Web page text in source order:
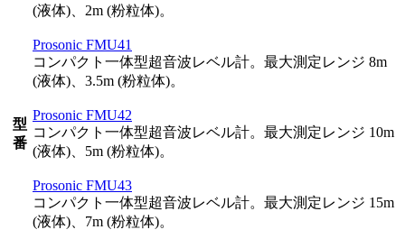
型
番
(液体)、2m (粉粒体)。
Prosonic FMU41
コンパクト一体型超音波レベル計。最大測定レンジ 8m
(液体)、3.5m (粉粒体)。
Prosonic FMU42
コンパクト一体型超音波レベル計。最大測定レンジ 10m
(液体)、5m (粉粒体)。
Prosonic FMU43
コンパクト一体型超音波レベル計。最大測定レンジ 15m
(液体)、7m (粉粒体)。